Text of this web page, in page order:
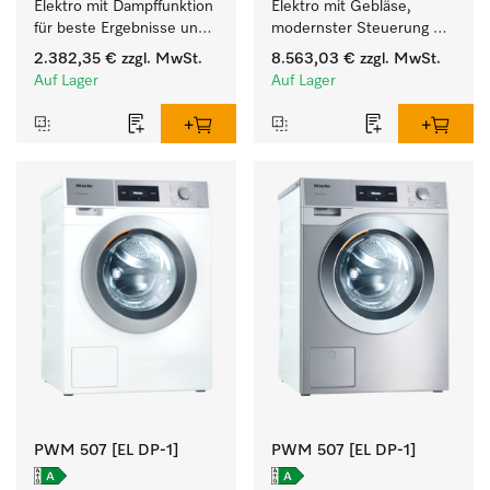
Elektro mit Dampffunktion
für beste Ergebnisse und
höchsten Komfort.
2.382,35 € zzgl. MwSt.
Auf Lager
Elektro mit Gebläse,
modernster Steuerung
und flexibler Bedienhöhe.
8.563,03 € zzgl. MwSt.
Auf Lager
PWM 507 [EL DP-1] PWM 507 [EL DP-1]